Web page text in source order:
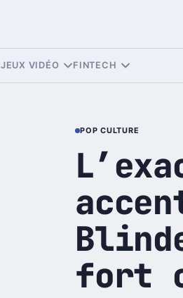
JEUX VIDÉO FINTECH
POP CULTURE
fort